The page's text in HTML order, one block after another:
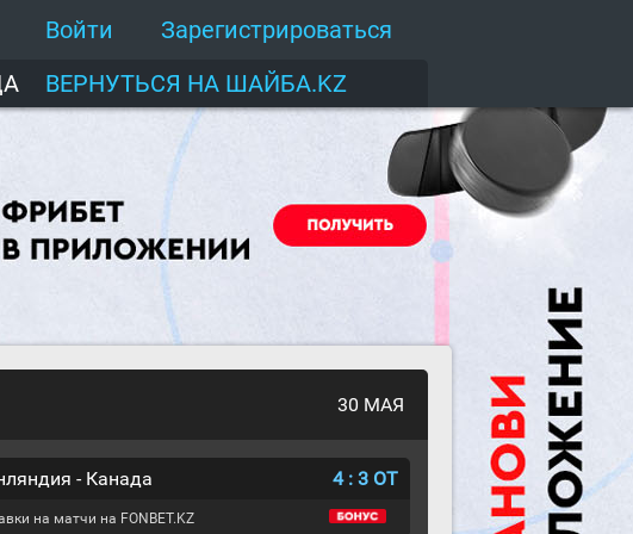
Войти
Зарегистрироваться
ВЕРНУТЬСЯ НА ШАЙБА.KZ
30 МАЯ
- Канада 4: 3 ОТ
на матчи на FONBET.KZ